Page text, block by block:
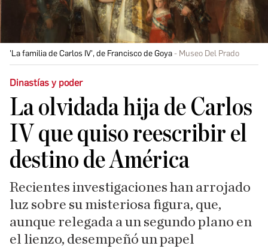
'La familia de Carlos IV', de Francisco de Goya Museo Del Prado
Dinastías y poder
La olvidada hija de Carlos
IV que quiso reescribir el
destino de América
Recientes investigaciones han arrojado
luz sobre su misteriosa figura, que,
aunque relegada a un segundo plano en
el lienzo, desempeñó un papel